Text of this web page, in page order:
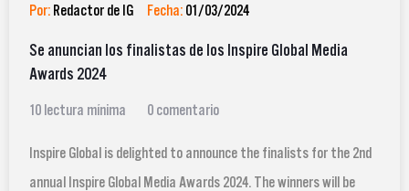
Por: Redactor de IG Fecha: 01/03/2024
Se anuncian los finalistas de los Inspire Global Media
Awards 2024
10 lectura mínima 0 comentario
Inspire Global is delighted to announce the finalists for the 2nd
annual Inspire Global Media Awards 2024. The winners will be